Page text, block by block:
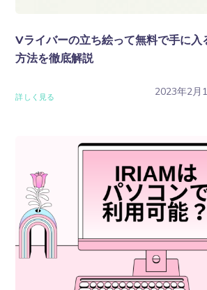
2023年2月
Vライバーの立ち絵って無料で手に入
方法を徹底解説
詳しく見る